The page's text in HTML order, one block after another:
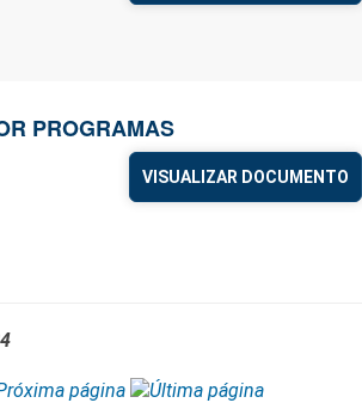
PROGRAMAS
VISUALIZAR DOCUMENTO